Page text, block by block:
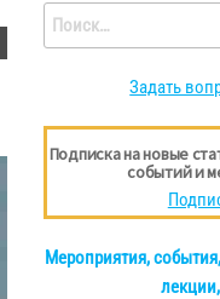
Найти:
Задать
Подписка на новые
событий и
Мероприятия,